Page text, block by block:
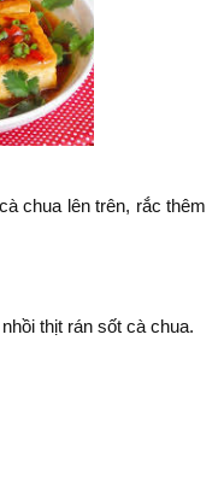
chua lên trên, rắc thêm
thịt rán sốt cà chua.